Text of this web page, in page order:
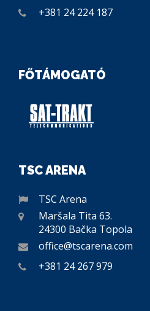
+381 24 224 187
FŐTÁMOGATÓ
TSC ARENA
TSC Arena
Maršala Tita 63.
24300 Bačka Topola
office@tscarena.com
+381 24 267 979